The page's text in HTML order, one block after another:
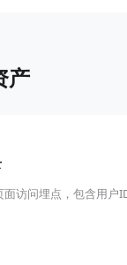
产
面访问埋点，包含用户